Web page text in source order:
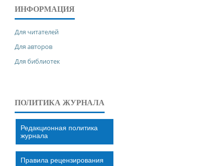
ИНФОРМАЦИЯ
Для читателей
Для авторов
Для библиотек
ПОЛИТИКА ЖУРНАЛА
Редакционная политика
журнала
Правила рецензирования